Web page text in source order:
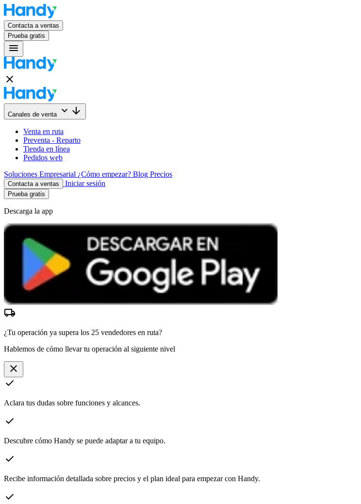
Contacta a ventas
Prueba gratis
menu
close
Canales de venta keyboard_arrow_down arrow_downward
Venta en ruta
Preventa - Reparto
Tienda en línea
Pedidos web
Soluciones Empresarial ¿Cómo empezar? Blog Precios
Contacta a ventas Iniciar sesión
Prueba gratis
Descarga la app
local_shipping
¿Tu operación ya supera los 25 vendedores en ruta?
Hablemos de cómo llevar tu operación al siguiente nivel
close
check
Aclara tus dudas sobre funciones y alcances.
check
Descubre cómo Handy se puede adaptar a tu equipo.
check
Recibe información detallada sobre precios y el plan ideal para empezar con Handy.
check